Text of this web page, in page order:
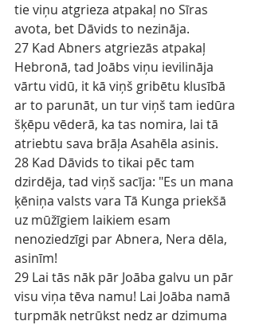
tie viņu atgrieza atpakaļ no Sīras
avota, bet Dāvids to nezināja.
27 Kad Abners atgriezās atpakaļ
Hebronā, tad Joābs viņu ievilināja
vārtu vidū, it kā viņš gribētu klusībā
ar to parunāt, un tur viņš tam iedūra
šķēpu vēderā, ka tas nomira, lai tā
atriebtu sava brāļa Asahēla asinis.
28 Kad Dāvids to tikai pēc tam
dzirdēja, tad viņš sacīja: "Es un mana
ķēniņa valsts vara Tā Kunga priekšā
uz mūžīgiem laikiem esam
nenoziedzīgi par Abnera, Nera dēla,
asinīm!
29 Lai tās nāk pār Joāba galvu un pār
visu viņa tēva namu! Lai Joāba namā
turpmāk netrūkst nedz ar dzimuma